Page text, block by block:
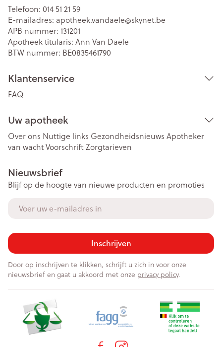
Telefoon: 014 51 21 59
E-mailadres: apotheek.vandaele@skynet.be
APB nummer: 131201
Apotheek titularis: Ann Van Daele
BTW nummer: BE0835461790
Klantenservice
FAQ
Uw apotheek
Over ons Nuttige links Gezondheidsnieuws Apotheker
van wachtVoorschriftZorgtarieven
Nieuwsbrief
Blijf op de hoogte van nieuwe producten en promoties
Inschrijven
Door op inschrijven te klikken, schrijft u zich in voor onze
nieuwsbrief en gaat u akkoord met onze privacy policy.